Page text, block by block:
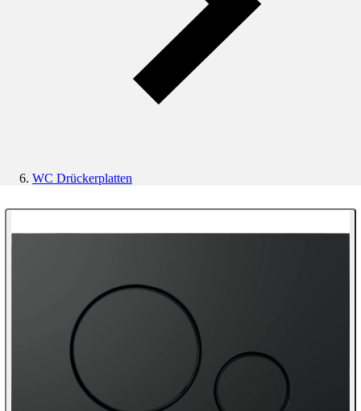
WC Drückerplatten